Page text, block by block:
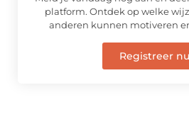
platform. Ontdek op welke
anderen kunnen motiveren
Registreer nu